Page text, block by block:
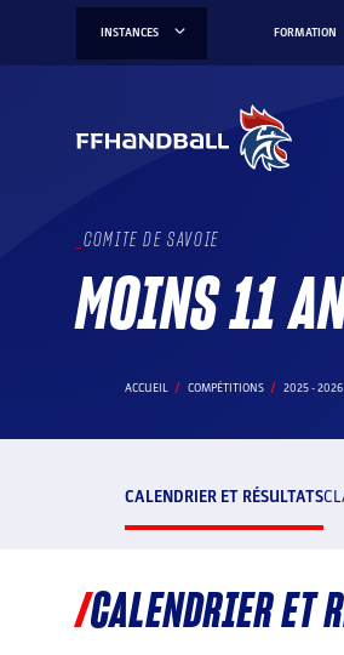
INSTANCES FORMATION
COMITE DE SAVOIE
MOINS 11
ACCUEIL COMPÉTITIONS 2025 - 2026
CALENDRIER ET RÉSULTATS
CALENDRIER ET